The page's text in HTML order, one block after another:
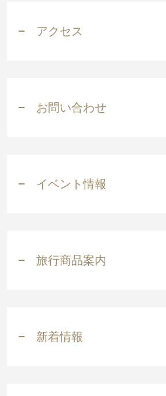
アクセス
お問い合わせ
イベント情報
旅行商品案内
新着情報